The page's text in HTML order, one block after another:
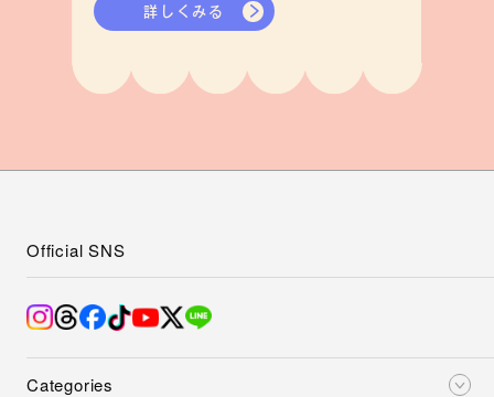
詳しくみる
Categories
Official SNS